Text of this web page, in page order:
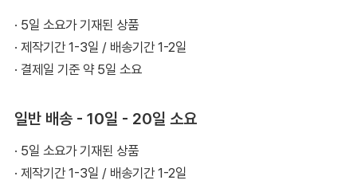
· 5일 소요가 기재된 상품
· 제작기간 1-3일 / 배송기간 1-2일
· 결제일 기준 약 5일 소요
일반 배송 - 10일 - 20일 소요
· 5일 소요가 기재된 상품
· 제작기간 1-3일 / 배송기간 1-2일